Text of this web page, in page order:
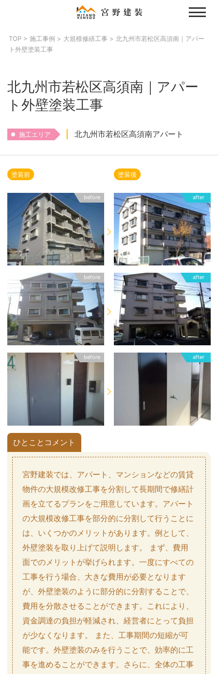
TOP> 施工事例 > 大規模修繕工事 > 北九州市若松区高須南｜アパー
ト外壁塗装工事
北九州市若松区高須南｜アパー
ト外壁塗装工事
施工エリア 北九州市若松区高須南アパート
塗装前 塗装後
before after
before after
before after
ひとことコメント
宮野建装では、アパート、マンションなどの賃貸
物件の大規模改修工事を分割して長期間で修繕計
画を立てるプランをご用意しています。アパート
の大規模改修工事を部分的に分割して行うことに
は、いくつかのメリットがあります。例として、
外壁塗装を取り上げて説明します。 まず、費用
面でのメリットが挙げられます。一度にすべての
工事を行う場合、大きな費用が必要となります
が、外壁塗装のように部分的に分割することで、
費用を分散させることができます。これにより、
資金調達の負担が軽減され、経営者にとって負担
が少なくなります。 また、工事期間の短縮が可
能です。外壁塗装のみを行うことで、効率的に工
事を進めることができます。さらに、全体の工事